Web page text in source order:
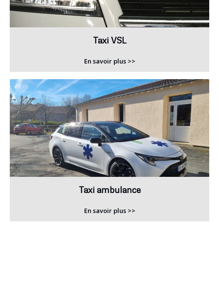
Taxi VSL
En savoir plus >>
Taxi ambulance
En savoir plus >>